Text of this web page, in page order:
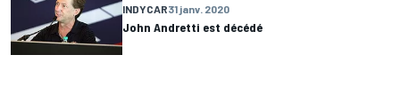
INDYCAR31 janv. 2020
John Andretti est décédé